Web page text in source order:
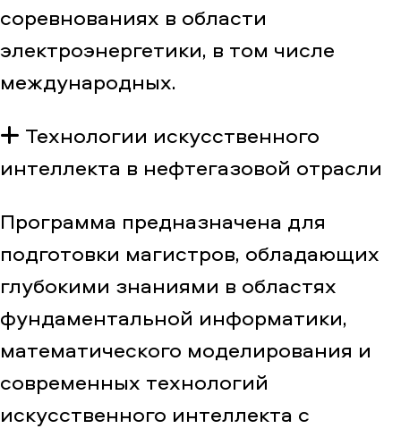
соревнованиях в области
электроэнергетики, в том числе
международных.
Технологии искусственного
интеллекта в нефтегазовой отрасли
Программа предназначена для
подготовки магистров, обладающих
глубокими знаниями в областях
фундаментальной информатики,
математического моделирования и
современных технологий
искусственного интеллекта с